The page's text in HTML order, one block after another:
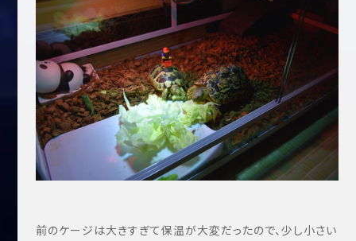
前のケージは大きすぎて保温が大変だったので、少し小さい